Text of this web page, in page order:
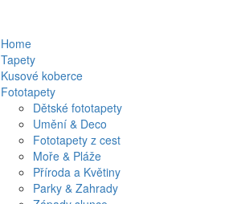
Home
Tapety
Kusové koberce
Fototapety
Dětské fototapety
Umění & Deco
Fototapety z cest
Moře & Pláže
Příroda a Květiny
Parky & Zahrady